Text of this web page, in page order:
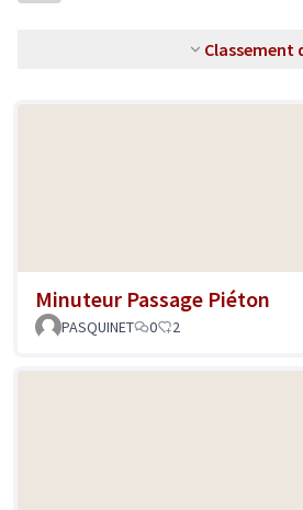
Classement
Minuteur Passage Piéton
PASQUINET
0 2